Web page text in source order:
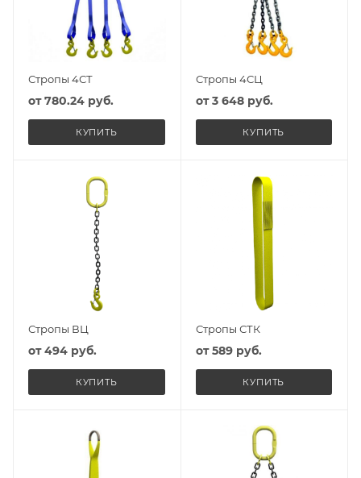
Стропы 4СТ
от780.24 руб.
КУПИТЬ
Стропы 4СЦ
от3 648 руб.
КУПИТЬ
Стропы ВЦ
от494 руб.
КУПИТЬ
Стропы СТК
от589 руб.
КУПИТЬ